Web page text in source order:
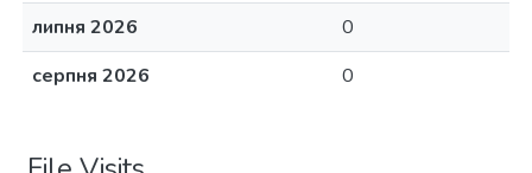
липня 2026
0
серпня 2026
0